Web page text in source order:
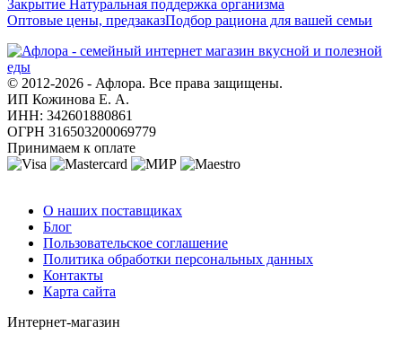
Закрытие Натуральная поддержка организма
Оптовые цены, предзаказПодбор рациона для вашей семьи
© 2012-2026 - Афлора. Все права защищены.
ИП Кожинова Е. А.
ИНН: 342601880861
ОГРН 316503200069779
Принимаем к оплате
О наших поставщиках
Блог
Пользовательское соглашение
Политика обработки персональных данных
Контакты
Карта сайта
Интернет-магазин